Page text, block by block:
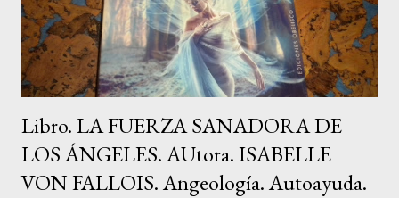
Libro. LA FUERZA SANADORA DE
LOS ÁNGELES. AUtora. ISABELLE
VON FALLOIS. Angeología. Autoayuda.